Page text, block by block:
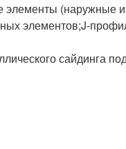
(наружные
элементов;J-
сайдинга